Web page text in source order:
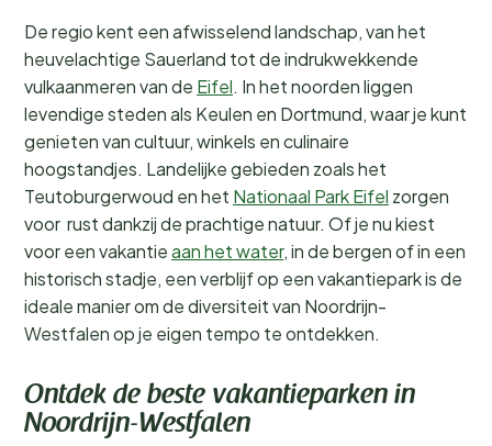
De regio kent een afwisselend landschap, van het
heuvelachtige Sauerland tot de indrukwekkende
vulkaanmeren van de Eifel. In het noorden liggen
levendige steden als Keulen en Dortmund, waar je kunt
genieten van cultuur, winkels en culinaire
hoogstandjes. Landelijke gebieden zoals het
Teutoburgerwoud en het Nationaal Park Eifel zorgen
voor rust dankzij de prachtige natuur. Of je nu kiest
voor een vakantieaan het water, in de bergen of in een
historisch stadje, een verblijf op een vakantiepark is de
ideale manier om de diversiteit van Noordrijn-
Westfalen op je eigen tempo te ontdekken.
Ontdek de beste vakantieparken in
Noordrijn-Westfalen